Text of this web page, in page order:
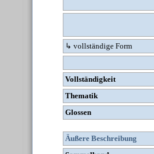
↳ vollständige Form
Vollständigkeit
Thematik
Glossen
Äußere Beschreibung